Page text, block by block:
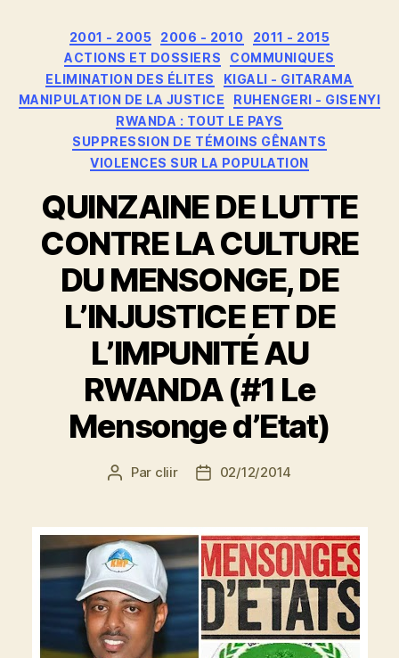
Catégories
2001 - 2005 2006 - 2010
2011 - 2015
ACTIONS ET DOSSIERS
COMMUNIQUES
ELIMINATION DES ÉLITES
KIGALI - GITARAMA
MANIPULATION DE LA JUSTICE
RUHENGERI - GISENYI
RWANDA : TOUT LE PAYS
SUPPRESSION DE TÉMOINS GÊNANTS
VIOLENCES SUR LA POPULATION
QUINZAINE DE LUTTE
CONTRE LA CULTURE
DU MENSONGE, DE
L’INJUSTICE ET DE
L’IMPUNITÉ AU
RWANDA (#1 Le
Mensonge d’Etat)
Auteur
Par cliir
Date02/12/2014